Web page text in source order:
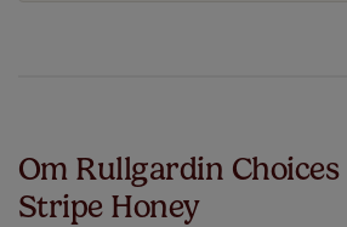
Om Rullgardin Choices
Stripe Honey